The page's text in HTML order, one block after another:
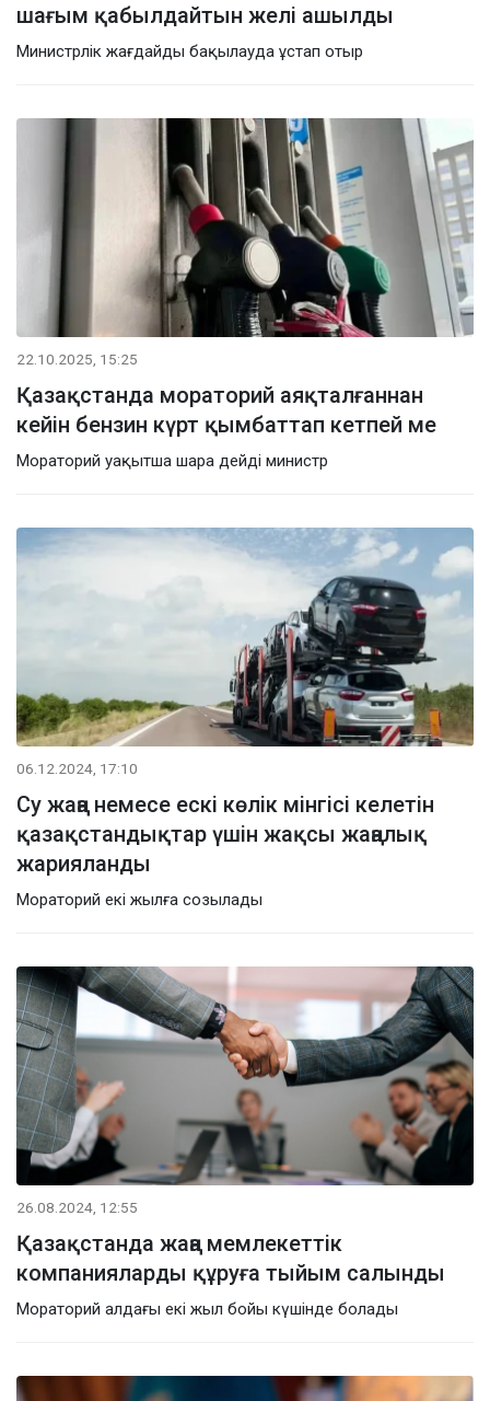
шағым қабылдайтын желі ашылды
Министрлік жағдайды бақылауда ұстап отыр
22.10.2025, 15:25
Қазақстанда мораторий аяқталғаннан
кейін бензин күрт қымбаттап кетпей ме
Мораторий уақытша шара дейді министр
06.12.2024, 17:10
Су жаңа немесе ескі көлік мінгісі келетін
қазақстандықтар үшін жақсы жаңалық
жарияланды
Мораторий екі жылға созылады
26.08.2024, 12:55
Қазақстанда жаңа мемлекеттік
компанияларды құруға тыйым салынды
Мораторий алдағы екі жыл бойы күшінде болады